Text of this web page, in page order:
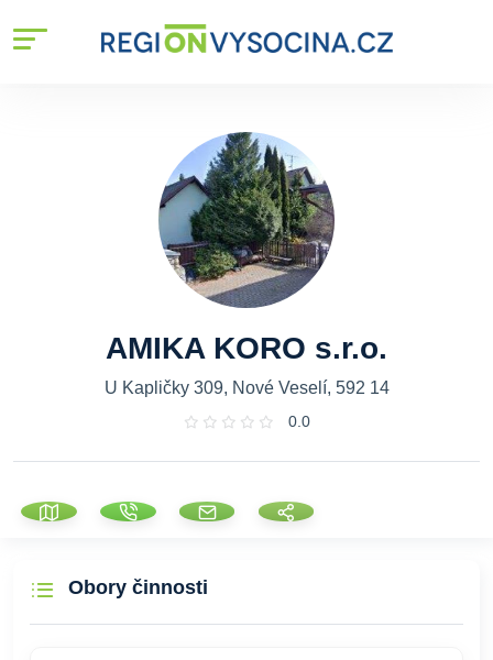
AMIKA KORO s.r.o.
U Kapličky 309, Nové Veselí, 592 14
0.0
Obory činnosti